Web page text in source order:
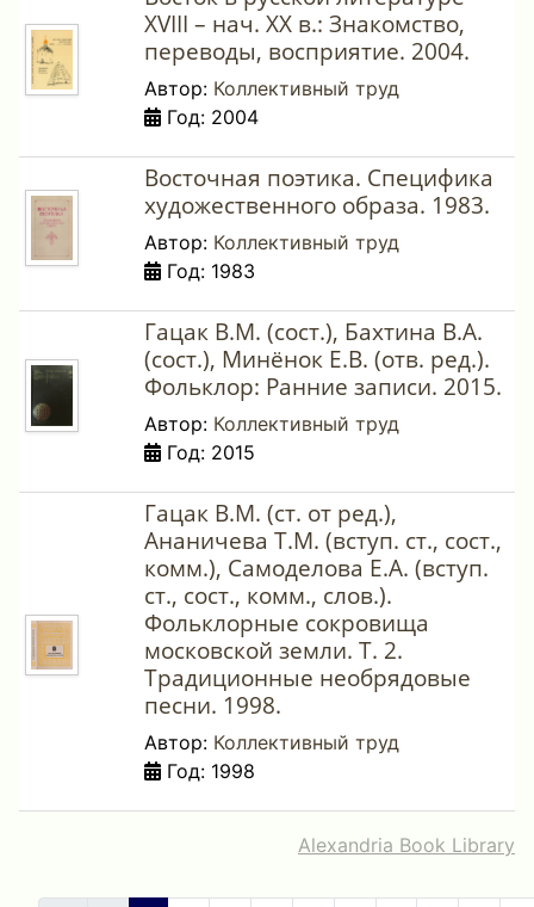
XVIII – нач. ХХ в.: Знакомство,
переводы, восприятие. 2004.
Автор: Коллективный труд
Год: 2004
Восточная поэтика. Специфика
художественного образа. 1983.
Автор: Коллективный труд
Год: 1983
Гацак В.М. (сост.), Бахтина В.А.
(сост.), Минёнок Е.В. (отв. ред.).
Фольклор: Ранние записи. 2015.
Автор: Коллективный труд
Год: 2015
Гацак В.М. (ст. от ред.),
Ананичева Т.М. (вступ. ст., сост.,
комм.), Самоделова Е.А. (вступ.
ст., сост., комм., слов.).
Фольклорные сокровища
московской земли. Т. 2.
Традиционные необрядовые
песни. 1998.
Автор: Коллективный труд
Год: 1998
Alexandria Book Library